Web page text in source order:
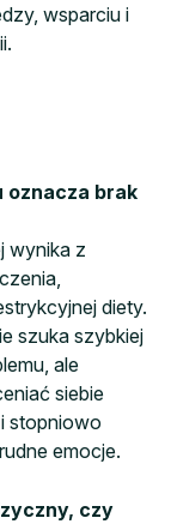
wsparciu i
oznacza brak
wynika z
diety.
szuka szybkiej
ale
siebie
stopniowo
emocje.
czy